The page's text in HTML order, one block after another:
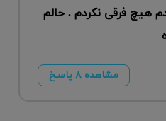
ب ۶ هم ردم هیچ فرقی نکردم . حالم
مشاهده ۸ پاسخ